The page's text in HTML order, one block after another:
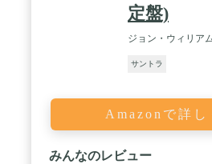
定盤)
ジョン・ウィリア
サントラ
Amazonで詳し
みんなのレビュー